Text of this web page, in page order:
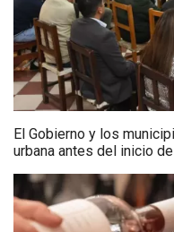
El Gobierno y los
urbana antes del inicio